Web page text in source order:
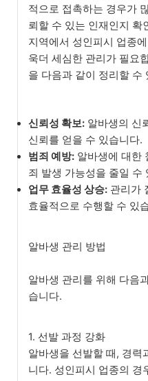
적으로 접촉하는 경우가
뢰할 수 있는 인재인지 확
지역에서 성인피시 업종
욱더 세심한 관리가 필요
을 다음과 같이 정리할 수
신뢰성 확보: 알바생의 신
신뢰를 얻을 수 있습니다.
범죄 예방: 알바생에 대한
죄 발생 가능성을 줄일 수
업무 효율성 상승: 관리가
효율적으로 수행할 수 있
알바생 관리 방법
알바생 관리를 위해 다음
습니다.
1. 선발 과정 강화
알바생을 선발할 때, 경력
니다. 성인피시 업종의 경